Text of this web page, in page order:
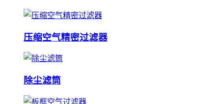
压缩空气精密过滤器
除尘滤筒